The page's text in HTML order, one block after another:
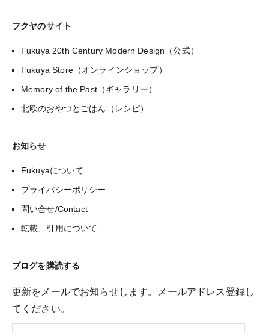
フクヤのサイト
Fukuya 20th Century Modern Design（公式）
Fukuya Store（オンラインショップ）
Memory of the Past（ギャラリー）
北欧のおやつとごはん（レシピ）
お知らせ
Fukuyaについて
プライバシーポリシー
問い合せ/Contact
転載、引用について
ブログを購読する
更新をメールでお知らせします。メールアドレス登録し
てください。